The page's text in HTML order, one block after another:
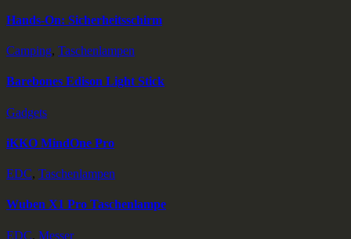
Hands-On: Sicherheitsschirm
Camping, Taschenlampen
Barebones Edison Light Stick
Gadgets
iKKO MindOne Pro
EDC, Taschenlampen
Wuben X1 Pro Taschenlampe
EDC, Messer